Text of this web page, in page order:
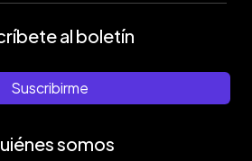
al boletín
Suscribirme
somos